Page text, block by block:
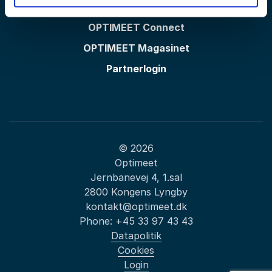
OPTIMEET Messen
OPTIMEET Connect
OPTIMEET Magasinet
Partnerlogin
© 2026
Optimeet
Jernbanevej 4, 1.sal
2800 Kongens Lyngby
kontakt@optimeet.dk
Phone: +45 33 97 43 43
Datapolitik
Cookies
Login